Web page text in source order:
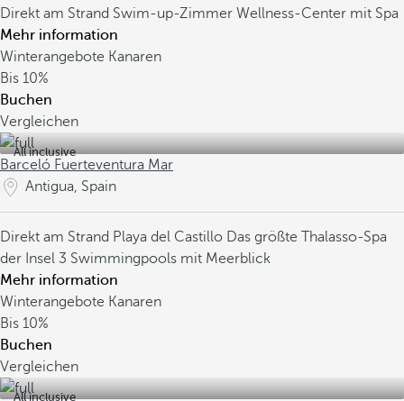
Direkt am Strand Swim-up-Zimmer Wellness-Center mit Spa
Mehr information
Winterangebote Kanaren
Bis 10%
Buchen
Vergleichen
All inclusive
Barceló Fuerteventura Mar
Antigua, Spain
Direkt am Strand Playa del Castillo Das größte Thalasso-Spa
der Insel 3 Swimmingpools mit Meerblick
Mehr information
Winterangebote Kanaren
Bis 10%
Buchen
Vergleichen
All inclusive